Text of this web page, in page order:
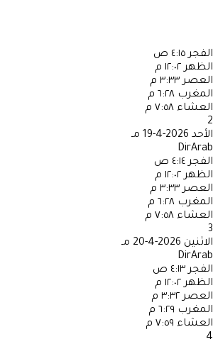
الفجر ٤:١٥ ص
الظهر ١٢:٠٢ م
العصر ٣:٣٣ م
المغرب ٦:٢٨ م
العشاء ٧:٥٨ م
2
الأحد 2026-4-19 مـ
DirArab
الفجر ٤:١٤ ص
الظهر ١٢:٠٢ م
العصر ٣:٣٣ م
المغرب ٦:٢٨ م
العشاء ٧:٥٨ م
3
الاثنين 2026-4-20 مـ
DirArab
الفجر ٤:١٣ ص
الظهر ١٢:٠٢ م
العصر ٣:٣٢ م
المغرب ٦:٢٩ م
العشاء ٧:٥٩ م
4